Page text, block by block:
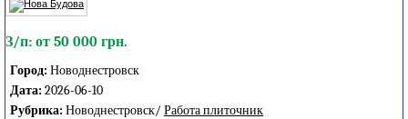
З/п: от 50 000 грн.
Город: Новоднестровск
Дата: 2026-06-10
Рубрика: Новоднестровск/ Работа плиточник